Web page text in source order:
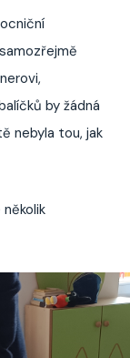
by žádná
nebyla tou, jak